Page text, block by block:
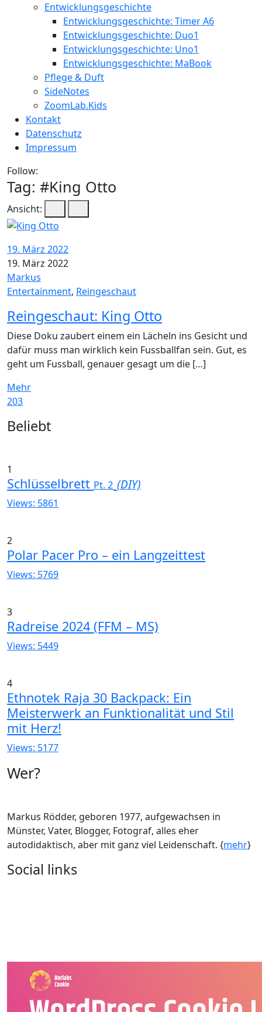
Entwicklungsgeschichte
Entwicklungsgeschichte: Timer A6
Entwicklungsgeschichte: Duo1
Entwicklungsgeschichte: Uno1
Entwicklungsgeschichte: MaBook
Pflege & Duft
SideNotes
ZoomLab.Kids
Kontakt
Datenschutz
Impressum
Follow:
Tag: #King Otto
Ansicht:
19. März 2022
19. März 2022
Markus
Entertainment, Reingeschaut
Reingeschaut: King Otto
Diese Doku zaubert einem ein Lächeln ins Gesicht und
dafür muss man wirklich kein Fussballfan sein. Gut, es
geht um Fussball, genauer gesagt um die […]
Mehr
203
Widgets
Beliebt
1
Schlüsselbrett Pt. 2 (DIY)
Views: 5861
2
Polar Pacer Pro – ein Langzeittest
Views: 5769
3
Radreise 2024 (FFM – MS)
Views: 5449
4
Ethnotek Raja 30 Backpack: Ein
Meisterwerk an Funktionalität und Stil
mit Herz!
Views: 5177
Wer?
Markus Rödder, geboren 1977, aufgewachsen in
Münster, Vater, Blogger, Fotograf, alles eher
autodidaktisch, aber mit ganz viel Leidenschaft. {mehr}
Social links